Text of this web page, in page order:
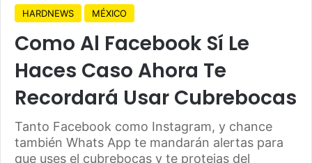
HARDNEWS MÉXICO
Como Al Facebook Sí Le
Haces Caso Ahora Te
Recordará Usar Cubrebocas
Tanto Facebook como Instagram, y chance
también Whats App te mandarán alertas para
que uses el cubrebocas y te protejas del